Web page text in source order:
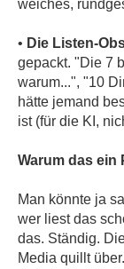
weiches,
• Die Listen-
gepackt. "Die 7
warum...", "10
hätte jemand
ist (für die KI,
Warum das ein
Man könnte ja
wer liest das
das. Ständig.
Media quillt